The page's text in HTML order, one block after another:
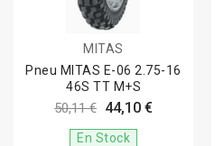
MITAS
Pneu MITAS E-06 2.75-16
46S TT M+S
50,11 € 44,10 €
En Stock